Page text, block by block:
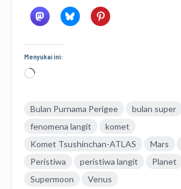
Menyukai ini:
Memuat...
Bulan Purnama Perigee
bulan super
fenomena langit
komet
Komet Tsushinchan-ATLAS
Mars
Peristiwa
peristiwa langit Planet
Supermoon
Venus